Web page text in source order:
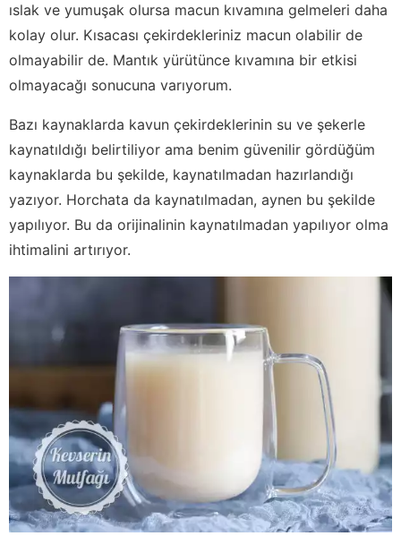
ıslak ve yumuşak olursa macun kıvamına gelmeleri daha
kolay olur. Kısacası çekirdekleriniz macun olabilir de
olmayabilir de. Mantık yürütünce kıvamına bir etkisi
olmayacağı sonucuna varıyorum.
Bazı kaynaklarda kavun çekirdeklerinin su ve şekerle
kaynatıldığı belirtiliyor ama benim güvenilir gördüğüm
kaynaklarda bu şekilde, kaynatılmadan hazırlandığı
yazıyor. Horchata da kaynatılmadan, aynen bu şekilde
yapılıyor. Bu da orijinalinin kaynatılmadan yapılıyor olma
ihtimalini artırıyor.